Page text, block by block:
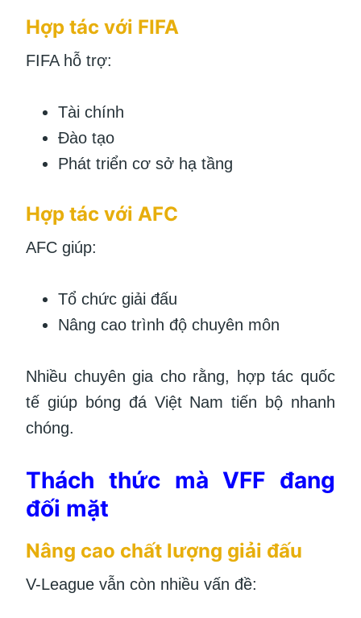
Hợp tác với FIFA
FIFA hỗ trợ:
Tài chính
Đào tạo
Phát triển cơ sở hạ tầng
Hợp tác với AFC
AFC giúp:
Tổ chức giải đấu
Nâng cao trình độ chuyên môn
Nhiều chuyên gia cho rằng, hợp tác quốc
tế giúp bóng đá Việt Nam tiến bộ nhanh
chóng.
Thách thức mà VFF đang
đối mặt
Nâng cao chất lượng giải đấu
V-League vẫn còn nhiều vấn đề: